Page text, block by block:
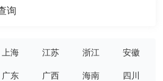
询
上海 江苏 浙江 安徽
广东 广西 海南 四川